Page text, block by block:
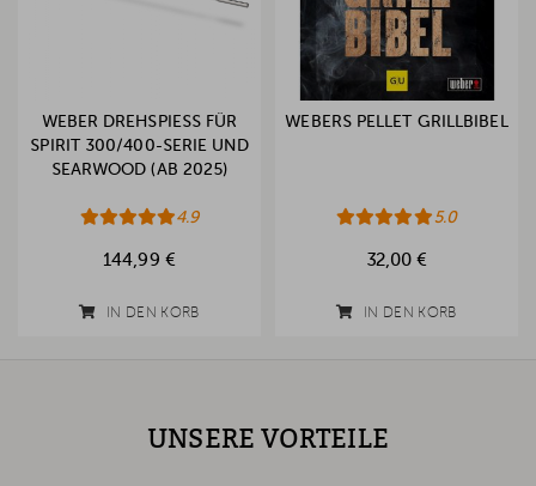
WEBER DREHSPIESS FÜR S
PIRIT 300/400-SERIE UND S
EARWOOD (AB 2025)
4.9
144,99 €
IN DEN KORB
WEBERS PELLET GRILLBIBEL
5.0
32,00 €
IN DEN KORB
UNSERE VORTEILE